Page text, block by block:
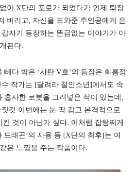
이 X단의 포로가 되었다가 언제 퇴장
버리고, 자신을 도와준 주인공에게 은
자기 등장하는 뜬금없는 이야기가 아
된다.
빼다 박은 ‘사탄 V호’의 등장은 화룡정
작가는 [달려라 철인소년]에서도 속
흡사한 로봇을 그려넣은 적이 있는데,
것 이번에는 눈 딱 감고 본격적으로
것이 아닌가 싶다. 이처럼 잡탕찌게
드래곤’의 사용 등 [X단의 최후]는 여
은 느낌을 주는 작품이다.